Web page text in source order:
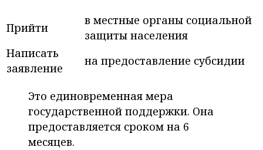
Прийти
в местные органы социальной
защиты населения
Написать
заявление
на предоставление субсидии
Это единовременная мера
государственной поддержки. Она
предоставляется сроком на 6
месяцев.